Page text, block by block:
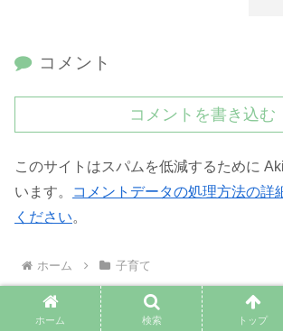
コメント
コメントを書き込む
このサイトはスパムを低減するために
います。
コメントデータの処理方法の詳
ください。
ホーム 子育て
ホーム 検索 トップ